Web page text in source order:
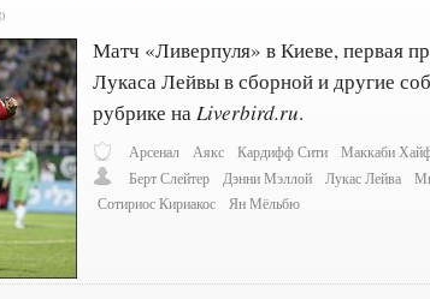
Матч «Ливерпуля» в Киеве, первая
Лукаса Лейвы в сборной и другие
рубрике наLiverbird.ru.
Арсенал Аякс Кардифф Сити
Маккаби
Берт Слейтер
Дэнни Мэллой Лукас Лейва
Сотириос Кириакос
Ян Мёльбю